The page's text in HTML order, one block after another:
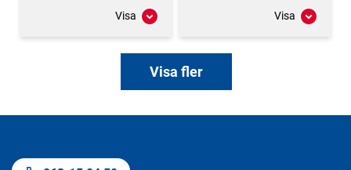
Visa Visa
Visa fler